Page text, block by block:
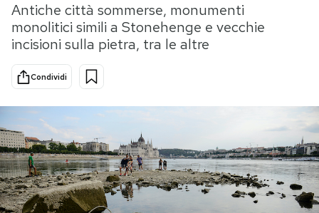
Tecnologia
Internet
Scienza
Cultura
Economia
Storie/Idee
Ok Boomer!
Media
PODCAST
Antiche città sommerse, monumenti
monolitici simili a Stonehenge e vecchie
incisioni sulla pietra, tra le altre
Condividi